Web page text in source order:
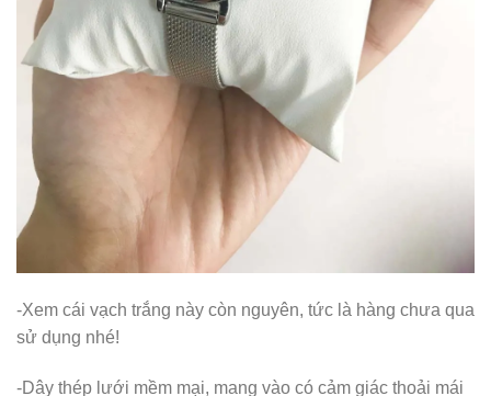
-Xem cái vạch trắng này còn nguyên, tức là hàng chưa qua
sử dụng nhé!
-Dây thép lưới mềm mại, mang vào có cảm giác thoải mái